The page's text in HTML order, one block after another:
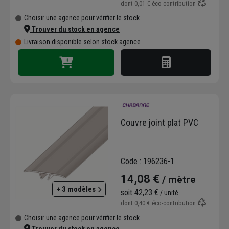
dont 0,01 € éco-contribution
Choisir une agence pour vérifier le stock
Trouver du stock en agence
Livraison disponible selon stock agence
+ 3 modèles
Couvre joint plat PVC
Code : 196236-1
14,08 € / mètre
soit 42,23 € / unité
dont 0,40 € éco-contribution
Choisir une agence pour vérifier le stock